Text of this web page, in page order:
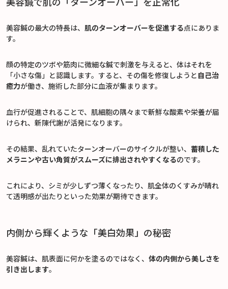
美容鍼の最大の特長は、 肌のターンオーバーを促進する点にありま
す。
顔の特定のツボや筋肉に微細な鍼で刺激を与えると、体はそれを
「小さな傷」と認識します。すると、その傷を修復しようと 自己治
癒力が働き、施術した部分に血液が集まります。
血行が促進されることで、肌細胞の隅々まで新鮮な酸素や栄養が届
けられ、新陳代謝が活発になります。
その結果、乱れていたターンオーバーのサイクルが整い、 蓄積した
メラニンや古い角質がスムーズに排出されやすくなるのです。
これにより、シミが少しずつ薄くなったり、肌全体のくすみが晴れ
て透明感が出たりといった効果が期待できます。
内側から輝くような「美白効果」の秘密
美容鍼は、肌表面に何かを塗るのではなく、 体の内側から美しさを
引き出します。